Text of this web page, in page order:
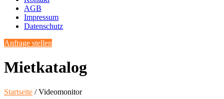
AGB
Impressum
Datenschutz
Anfrage stellen
Mietkatalog
Startseite / Videomonitor